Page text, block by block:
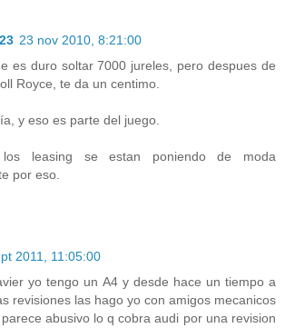
23 nov 2010, 8:21:00
es duro soltar 7000 jureles, pero despues de
Royce, te da un centimo.
y eso es parte del juego.
leasing se estan poniendo de moda
por eso.
2011, 11:05:00
yo tengo un A4 y desde hace un tiempo a
revisiones las hago yo con amigos mecanicos
abusivo lo q cobra audi por una revision